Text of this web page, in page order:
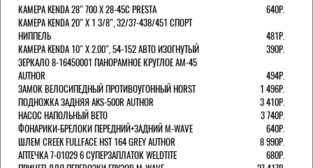
КАМЕРА KENDA 28" 700 Х 28-45С PRESTA
640Р.
КАМЕРА KENDA 20" Х 1 3/8", 32/37-438/451 СПОРТ
НИППЕЛЬ
481Р.
КАМЕРА KENDA 10" Х 2.00", 54-152 АВТО ИЗОГНУТЫЙ
390Р.
ЗЕРКАЛО 8-16450001 ПАНОРАМНОЕ КРУГЛОЕ AM-45
AUTHOR
494Р.
ЗАМОК ВЕЛОСИПЕДНЫЙ ПРОТИВОУГОННЫЙ HORST
1 496Р.
ПОДНОЖКА ЗАДНЯЯ AKS-500R AUTHOR
3 410Р.
НАСОС НАПОЛЬНЫЙ BETO
3 740Р.
ФОНАРИКИ-БРЕЛОКИ ПЕРЕДНИЙ+ЗАДНИЙ M-WAVE
640Р.
ШЛЕМ CREEK FULLFACE HST 164 GREY AUTHOR
8 990Р.
АПТЕЧКА 7-01029 6 СУПЕРЗАПЛАТОК WELDTITE
680Р.